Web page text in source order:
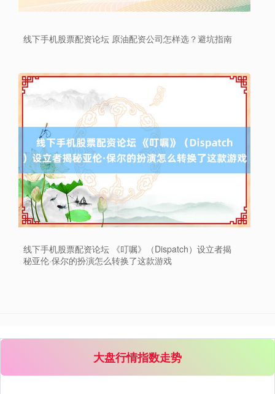
线下手机股票配资论坛 原油配资公司怎样选？避坑指南
线下手机股票配资论坛 《叮嘱》（Dispatch）设立者揭
秘亚伦·保尔的扮演怎么转换了这款游戏
大盘行情指数走势